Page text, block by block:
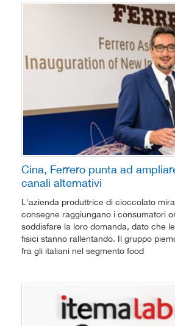
Cina, Ferrero punta ad
canali alternativi
L'azienda produttrice di cioccolato
consegne raggiungano i consumatori
soddisfare la loro domanda, dato che
fisici stanno rallentando. Il gruppo
fra gli italiani nel segmento food